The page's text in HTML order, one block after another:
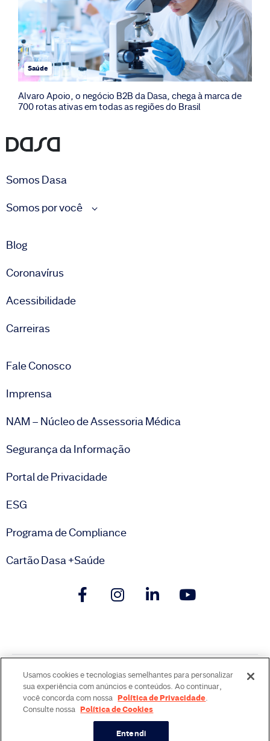
Saúde
Alvaro Apoio, o negócio B2B da Dasa, chega à marca de
700 rotas ativas em todas as regiões do Brasil
Somos Dasa
Somos por você
Blog
Coronavírus
Acessibilidade
Carreiras
Fale Conosco
Imprensa
NAM – Núcleo de Assessoria Médica
Segurança da Informação
Portal de Privacidade
ESG
Programa de Compliance
Cartão Dasa +Saúde
RT: Dr. Cristovam Scapulatempo Neto CRM 102037 © Dasa
2022 . Todos os direitos reservados
Usamos cookies e tecnologias semelhantes para personalizar
sua experiência com anúncios e conteúdos. Ao continuar,
você concorda com nossa Política de Privacidade.
Consulte nossa Política de Cookies
Entendi